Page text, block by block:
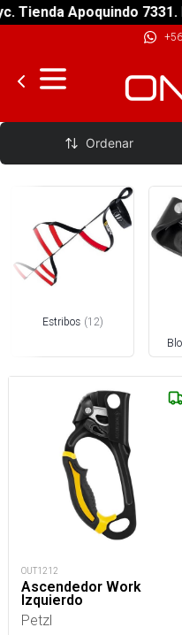
Apoquindo 7331. Piso
Bloqueadores y Estribos
Ordenar
Estribos (12)
OUT1212
Ascendedor Work
Izquierdo
Petzl